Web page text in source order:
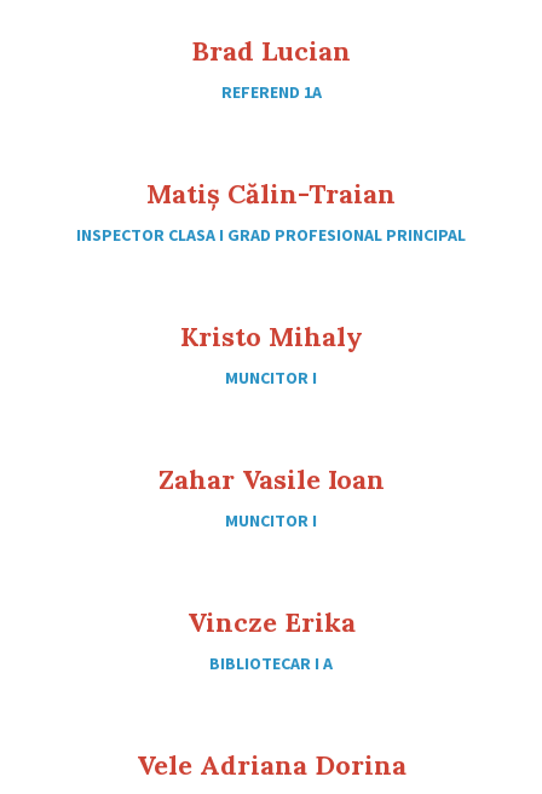
Brad Lucian
REFEREND 1A
Matiș Călin-Traian
INSPECTOR CLASA I GRAD PROFESIONAL PRINCIPAL
Kristo Mihaly
MUNCITOR I
Zahar Vasile Ioan
MUNCITOR I
Vincze Erika
BIBLIOTECAR I A
Vele Adriana Dorina